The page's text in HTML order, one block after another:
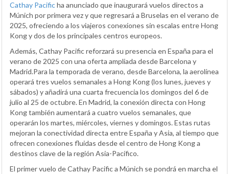
Cathay Pacificha anunciado que inaugurará vuelos directos a
Múnich por primera vez y que regresará a Bruselas en el verano de
2025, ofreciendo a los viajeros conexiones sin escalas entre Hong
Kong y dos de los principales centros europeos.
Además, Cathay Pacific reforzará su presencia en España para el
verano de 2025 con una oferta ampliada desde Barcelona y
Madrid.Para la temporada de verano, desde Barcelona, la aerolínea
operará tres vuelos semanales a Hong Kong (los lunes, jueves y
sábados) y añadirá una cuarta frecuencia los domingos del 6 de
julio al 25 de octubre. En Madrid, la conexión directa con Hong
Kong también aumentará a cuatro vuelos semanales, que
operarán los martes, miércoles, viernes y domingos. Estas rutas
mejoran la conectividad directa entre España y Asia, al tiempo que
ofrecen conexiones fluidas desde el centro de Hong Kong a
destinos clave de la región Asia-Pacífico.
El primer vuelo de Cathay Pacific a Múnich se pondrá en marcha el